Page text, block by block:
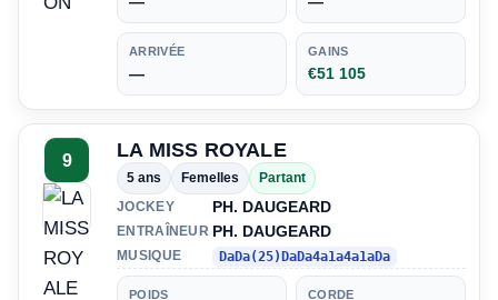
ARRIVÉE
—
GAINS
€51 105
9 LA MISS ROYALE
5 ans Femelles
Partant
JOCKEY
PH. DAUGEARD
ENTRAÎNEUR PH. DAUGEARD
MUSIQUE DaDa(25)DaDa4a1a4a1aDa
POIDS CORDE